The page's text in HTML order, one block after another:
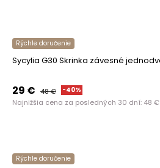
Rýchle doručenie
Sycylia G30 Skrinka závesné
29 € 48€ -40%
Najnižšia cena za posledných 30 dní: 48 €
Rýchle doručenie